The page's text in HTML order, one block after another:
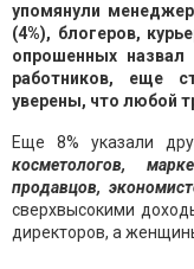
упомянули
(4%), блогеров,
опрошенных назвал
работников, еще
уверены, что любой
Еще 8% указали
косметологов,
продавцов,
сверхвысокими
директоров, а